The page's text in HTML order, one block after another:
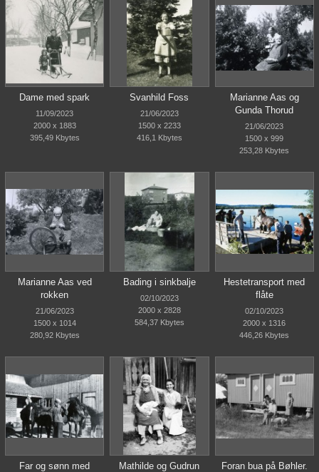
Dame med spark
11/09/2023
2000 x 1883
395,49 Kbytes
Svanhild Foss
21/06/2023
1500 x 2233
416,1 Kbytes
Marianne Aas og
Gunda Thorud
21/06/2023
1500 x 999
253,28 Kbytes
Marianne Aas ved
rokken
21/06/2023
1500 x 1014
280,92 Kbytes
Bading i sinkbalje
02/10/2023
2000 x 2828
584,37 Kbytes
Hestetransport med
flåte
02/10/2023
2000 x 1316
446,26 Kbytes
Far og sønn med
Mathilde og Gudrun
Foran bua på Bøhler.